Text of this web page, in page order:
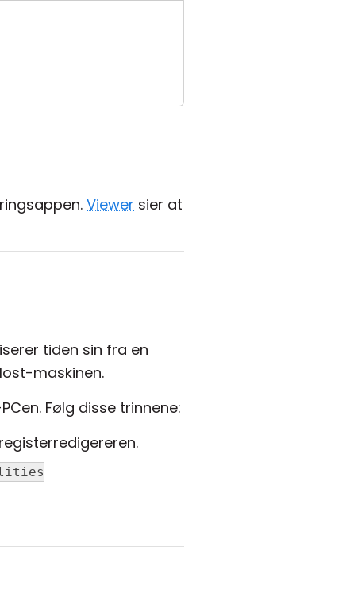
Viewer sier at
tiden sin fra en
maskinen.
Følg disse trinnene: